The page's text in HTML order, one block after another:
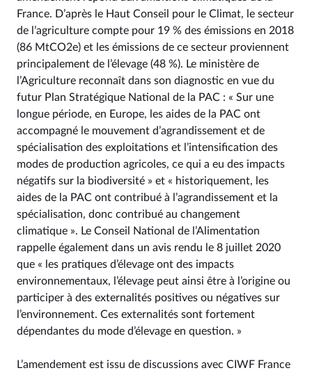
France. D’après le Haut Conseil pour le Climat, le secteur
de l’agriculture compte pour 19 % des émissions en 2018
(86 MtCO2e) et les émissions de ce secteur proviennent
principalement de l’élevage (48 %). Le ministère de
l’Agriculture reconnaît dans son diagnostic en vue du
futur Plan Stratégique National de la PAC : « Sur une
longue période, en Europe, les aides de la PAC ont
accompagné le mouvement d’agrandissement et de
spécialisation des exploitations et l’intensification des
modes de production agricoles, ce qui a eu des impacts
négatifs sur la biodiversité » et « historiquement, les
aides de la PAC ont contribué à l’agrandissement et la
spécialisation, donc contribué au changement
climatique ». Le Conseil National de l’Alimentation
rappelle également dans un avis rendu le 8 juillet 2020
que « les pratiques d’élevage ont des impacts
environnementaux, l’élevage peut ainsi être à l’origine ou
participer à des externalités positives ou négatives sur
l’environnement. Ces externalités sont fortement
dépendantes du mode d’élevage en question. »
L’amendement est issu de discussions avec CIWF France